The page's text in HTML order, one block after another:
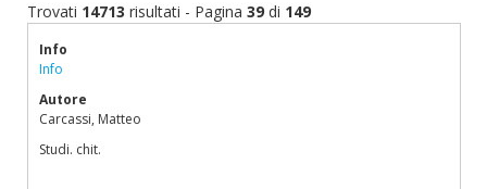
Trovati 14713 risultati - Pagina 39 di 149
Info
Info
Autore
Carcassi, Matteo
Studi. chit.